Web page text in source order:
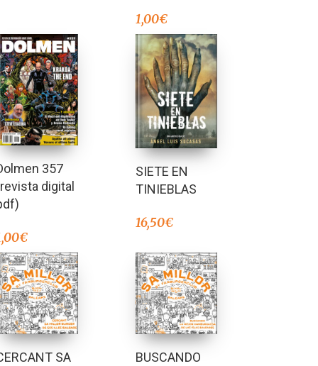
1,00€
357
digital
€
SIETE EN
TINIEBLAS
16,50€
SA
BUSCANDO